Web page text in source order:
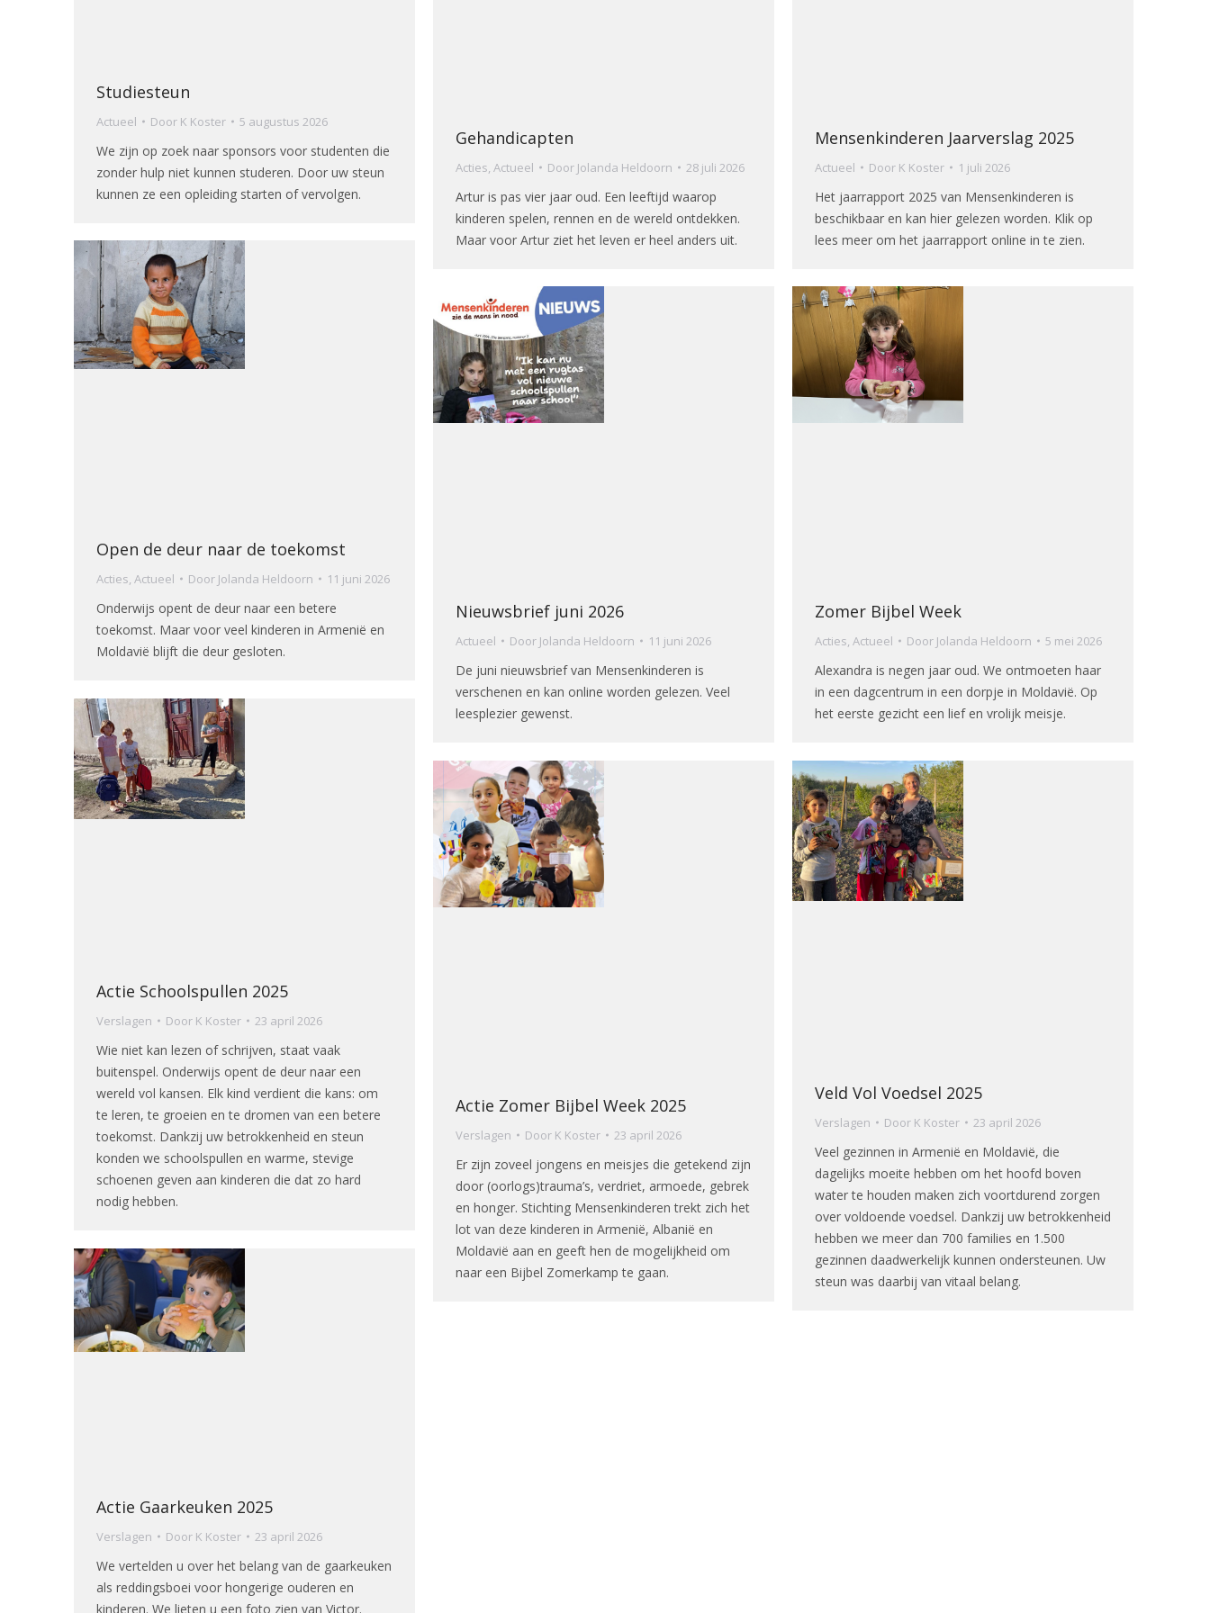
Studiesteun
Actueel Door K Koster 5 augustus 2026
We zijn op zoek naar sponsors voor studenten die
zonder hulp niet kunnen studeren. Door uw steun
kunnen ze een opleiding starten of vervolgen.
Gehandicapten
Acties, Actueel Door Jolanda Heldoorn 28 juli 2026
Artur is pas vier jaar oud. Een leeftijd waarop
kinderen spelen, rennen en de wereld ontdekken.
Maar voor Artur ziet het leven er heel anders uit.
Mensenkinderen Jaarverslag 2025
Actueel Door K Koster 1 juli 2026
Het jaarrapport 2025 van Mensenkinderen is
beschikbaar en kan hier gelezen worden. Klik op
lees meer om het jaarrapport online in te zien.
Open de deur naar de toekomst
Acties, Actueel Door Jolanda Heldoorn 11 juni 2026
Onderwijs opent de deur naar een betere
toekomst. Maar voor veel kinderen in Armenië en
Moldavië blijft die deur gesloten.
Nieuwsbrief juni 2026
Actueel Door Jolanda Heldoorn 11 juni 2026
De juni nieuwsbrief van Mensenkinderen is
verschenen en kan online worden gelezen. Veel
leesplezier gewenst.
Zomer Bijbel Week
Acties, Actueel Door Jolanda Heldoorn 5 mei 2026
Alexandra is negen jaar oud. We ontmoeten haar
in een dagcentrum in een dorpje in Moldavië. Op
het eerste gezicht een lief en vrolijk meisje.
Actie Schoolspullen 2025
Verslagen Door K Koster 23 april 2026
Wie niet kan lezen of schrijven, staat vaak
buitenspel. Onderwijs opent de deur naar een
wereld vol kansen. Elk kind verdient die kans: om
te leren, te groeien en te dromen van een betere
toekomst. Dankzij uw betrokkenheid en steun
konden we schoolspullen en warme, stevige
schoenen geven aan kinderen die dat zo hard
nodig hebben.
Actie Zomer Bijbel Week 2025
Verslagen Door K Koster 23 april 2026
Er zijn zoveel jongens en meisjes die getekend zijn
door (oorlogs)trauma’s, verdriet, armoede, gebrek
en honger. Stichting Mensenkinderen trekt zich het
lot van deze kinderen in Armenië, Albanië en
Moldavië aan en geeft hen de mogelijkheid om
naar een Bijbel Zomerkamp te gaan.
Veld Vol Voedsel 2025
Verslagen Door K Koster 23 april 2026
Veel gezinnen in Armenië en Moldavië, die
dagelijks moeite hebben om het hoofd boven
water te houden maken zich voortdurend zorgen
over voldoende voedsel. Dankzij uw betrokkenheid
hebben we meer dan 700 families en 1.500
gezinnen daadwerkelijk kunnen ondersteunen. Uw
steun was daarbij van vitaal belang.
Actie Gaarkeuken 2025
Verslagen Door K Koster 23 april 2026
We vertelden u over het belang van de gaarkeuken
als reddingsboei voor hongerige ouderen en
kinderen. We lieten u een foto zien van Victor.